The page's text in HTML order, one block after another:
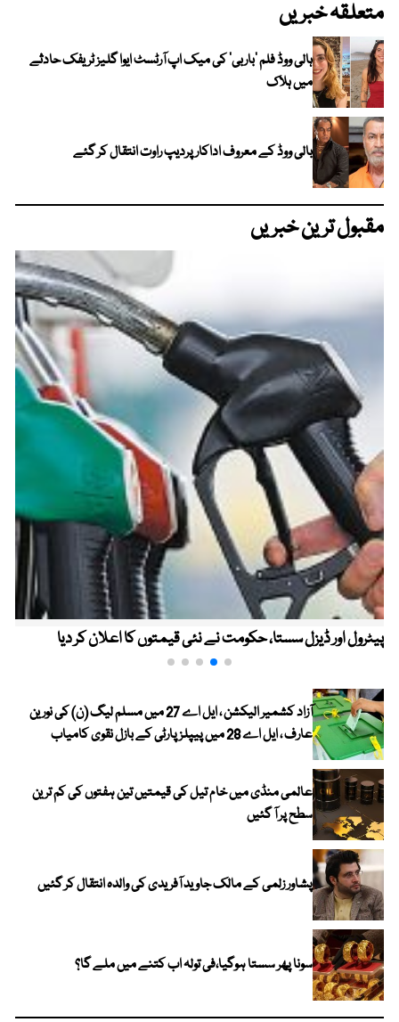
متعلقہ خبریں
ہالی ووڈ فلم ’باربی‘ کی میک اپ آرٹسٹ ایوا گلیز ٹریفک حادثے
میں ہلاک
بالی ووڈ کے معروف اداکار پردیپ راوت انتقال کر گئے
مقبول ترین خبریں
پیٹرول اور ڈیزل سستا، حکومت نے نئی قیمتوں کا اعلان کر دیا
آزاد کشمیر الیکشن ، ایل اے 27 میں مسلم لیگ (ن) کی نورین
عارف ، ایل اے 28 میں پیپلز پارٹی کے بازل نقوی کامیاب
عالمی منڈی میں خام تیل کی قیمتیں تین ہفتوں کی کم ترین
سطح پر آ گئیں
پشاور زلمی کے مالک جاوید آفریدی کی والدہ انتقال کر گئیں
سونا پھر سستا ہوگیا،فی تولہ اب کتنے میں ملے گا؟